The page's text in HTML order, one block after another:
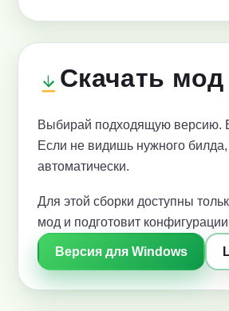
Скачать
Выбирай подходящую версию.
Если не видишь нужного
автоматически.
Для этой сборки доступны
мод и подготовит
Версия для Windows